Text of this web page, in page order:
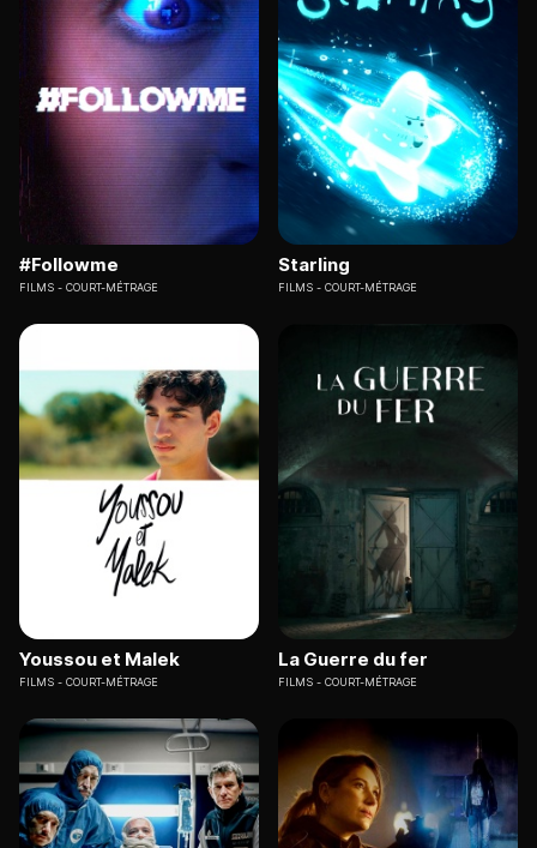
#Followme
FILMS COURT-MÉTRAGE
Starling
FILMS COURT-MÉTRAGE
Youssou et Malek
FILMS COURT-MÉTRAGE
La Guerre du fer
FILMS COURT-MÉTRAGE